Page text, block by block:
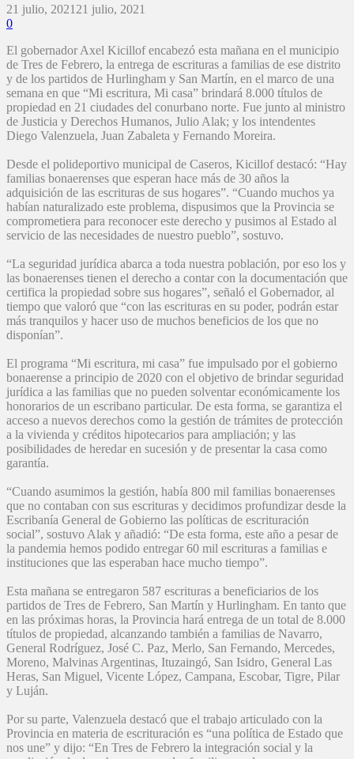
21 julio, 2021 21 julio, 2021
0
El gobernador Axel Kicillof encabezó esta mañana en el municipio
de Tres de Febrero, la entrega de escrituras a familias de ese distrito
y de los partidos de Hurlingham y San Martín, en el marco de una
semana en que “Mi escritura, Mi casa” brindará 8.000 títulos de
propiedad en 21 ciudades del conurbano norte. Fue junto al ministro
de Justicia y Derechos Humanos, Julio Alak; y los intendentes
Diego Valenzuela, Juan Zabaleta y Fernando Moreira.
Desde el polideportivo municipal de Caseros, Kicillof destacó: “Hay
familias bonaerenses que esperan hace más de 30 años la
adquisición de las escrituras de sus hogares”. “Cuando muchos ya
habían naturalizado este problema, dispusimos que la Provincia se
comprometiera para reconocer este derecho y pusimos al Estado al
servicio de las necesidades de nuestro pueblo”, sostuvo.
“La seguridad jurídica abarca a toda nuestra población, por eso los y
las bonaerenses tienen el derecho a contar con la documentación que
certifica la propiedad sobre sus hogares”, señaló el Gobernador, al
tiempo que valoró que “con las escrituras en su poder, podrán estar
más tranquilos y hacer uso de muchos beneficios de los que no
disponían”.
El programa “Mi escritura, mi casa” fue impulsado por el gobierno
bonaerense a principio de 2020 con el objetivo de brindar seguridad
jurídica a las familias que no pueden solventar económicamente los
honorarios de un escribano particular. De esta forma, se garantiza el
acceso a nuevos derechos como la gestión de trámites de protección
a la vivienda y créditos hipotecarios para ampliación; y las
posibilidades de heredar en sucesión y de presentar la casa como
garantía.
“Cuando asumimos la gestión, había 800 mil familias bonaerenses
que no contaban con sus escrituras y decidimos profundizar desde la
Escribanía General de Gobierno las políticas de escrituración
social”, sostuvo Alak y añadió: “De esta forma, este año a pesar de
la pandemia hemos podido entregar 60 mil escrituras a familias e
instituciones que las esperaban hace mucho tiempo”.
Esta mañana se entregaron 587 escrituras a beneficiarios de los
partidos de Tres de Febrero, San Martín y Hurlingham. En tanto que
en las próximas horas, la Provincia hará entrega de un total de 8.000
títulos de propiedad, alcanzando también a familias de Navarro,
General Rodríguez, José C. Paz, Merlo, San Fernando, Mercedes,
Moreno, Malvinas Argentinas, Ituzaingó, San Isidro, General Las
Heras, San Miguel, Vicente López, Campana, Escobar, Tigre, Pilar
y Luján.
Por su parte, Valenzuela destacó que el trabajo articulado con la
Provincia en materia de escrituración es “una política de Estado que
nos une” y dijo: “En Tres de Febrero la integración social y la